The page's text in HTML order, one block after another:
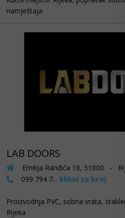
namještaja
LAB DOORS
Emilija Randića 16, 51000 -
099 794 7... klikni za broj
Proizvodnja PVC, sobna vrata,
Rijeka